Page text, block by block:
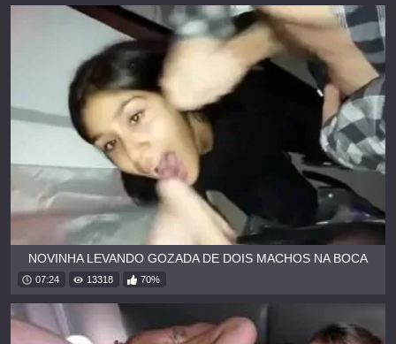
NOVINHA LEVANDO GOZADA DE DOIS MACHOS NA BOCA
07:24 13318 70%